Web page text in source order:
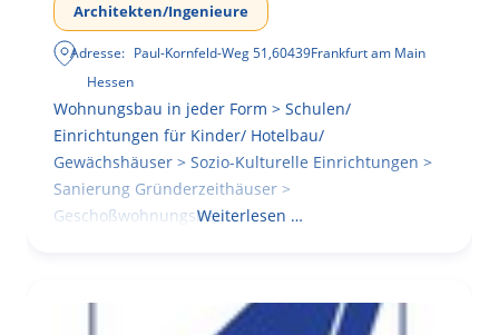
Architekten/Ingenieure
Adresse: Paul-Kornfeld-Weg 51,60439Frankfurt am Main
Hessen
Wohnungsbau in jeder Form > Schulen/
Einrichtungen für Kinder/ Hotelbau/
Gewächshäuser > Sozio-Kulturelle Einrichtungen >
Sanierung Gründerzeithäuser >
GeschoßwohnungsbauWeiterlesen …